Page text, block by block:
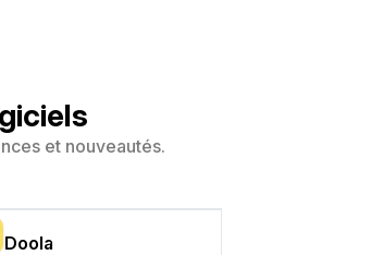
et nouveautés.
Doola